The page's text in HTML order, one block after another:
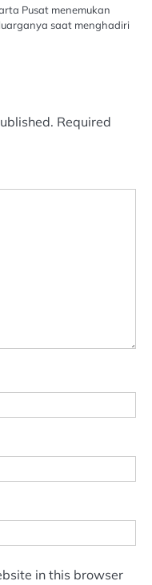
Pusat menemukan
saat menghadiri
Required
in this browser